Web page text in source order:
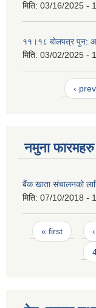
मिति: 03/16/2025 -
११।१८ बोलपत्र पुन:
मिति: 03/02/2025 -
‹
नमुना
बैंक खाता संचालनको
मिति: 07/10/2018 -
Pages
« first